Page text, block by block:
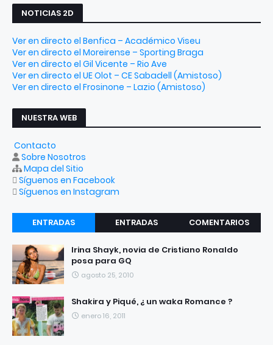
NOTICIAS 2D
Ver en directo el Benfica – Académico Viseu
Ver en directo el Moreirense – Sporting Braga
Ver en directo el Gil Vicente – Rio Ave
Ver en directo el UE Olot – CE Sabadell (Amistoso)
Ver en directo el Frosinone – Lazio (Amistoso)
NUESTRA WEB
Contacto
Sobre Nosotros
Mapa del Sitio
Síguenos en Facebook
Síguenos en Instagram
ENTRADAS
RECIENTES
ENTRADAS
COMENTARIOS
Irina Shayk, novia de Cristiano Ronaldo
posa para GQ
agosto 25, 2010
Shakira y Piqué, ¿ un waka Romance ?
enero 16, 2011